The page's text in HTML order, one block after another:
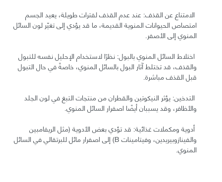
الامتناع عن القذف: عند عدم القذف لفترات طويلة، يعيد الجسم
امتصاص الحيوانات المنوية القديمة، ما قد يؤدي إلى تغيّر لون السائل
المنوي إلى الأصفر.
اختلاط السائل المنوي بالبول: نظرًا لاستخدام الإحليل نفسه للتبول
والقذف، قد تختلط آثار البول بالسائل المنوي، خاصةً في حال التبول
قبل القذف مباشرة.
التدخين: يؤثر النيكوتين والقطران من منتجات التبغ في لون الجلد
والأظافر، وقد يسببان أيضًا اصفرار السائل المنوي.
أدوية ومكملات غذائية: قد تؤدي بعض الأدوية (مثل الريفامبين
والفينازوبيريدين، وفيتامينات B) إلى اصفرار مائل للبرتقالي في السائل
المنوي.